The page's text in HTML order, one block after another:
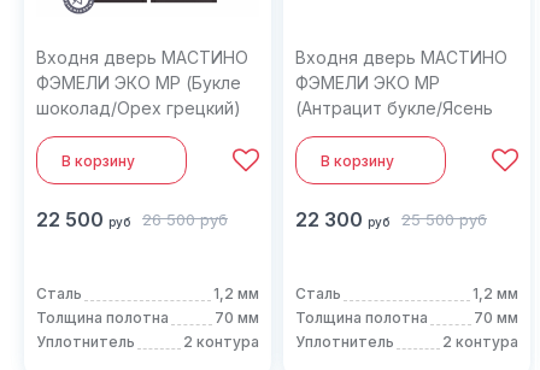
Входня дверь МАСТИНО
ФЭМЕЛИ ЭКО МP (Букле
шоколад/Орех грецкий)
В корзину
22 500 руб 26 500 руб
Сталь
1,2 мм
Толщина полотна
70 мм
Уплотнитель
2 контура
Входня дверь МАСТИНО
ФЭМЕЛИ ЭКО МP
(Антрацит букле/Ясень
ривьера)
В корзину
22 300 руб 25 500 руб
Сталь
1,2 мм
Толщина полотна
70 мм
Уплотнитель
2 контура